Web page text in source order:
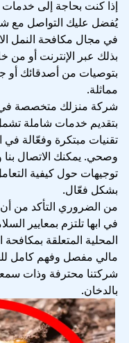
إذا كنت بحاجة إلى خدمات
يُفضل عليك التواصل مع
في مجال مكافحة النمل
بذلك عبر الإنترنت أو من
بتوصيات من أصدقائك أو
مماثلة.
شركة منزلك متخصصة في
بتقديم خدمات شاملة
تقنيات مبتكرة وفعّالة
وصحي. يمكنك الاتصال
توجيهات حول كيفية
بشكل فعّال.
من الضروري التأكد من
في ابها تلتزم بمعايير
المحلية المتعلقة
مالي مفصل وفهم كامل
شركتنا محترفة وذات
بالدخان.